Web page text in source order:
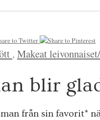
, Makeat
blir
från sin favorit*